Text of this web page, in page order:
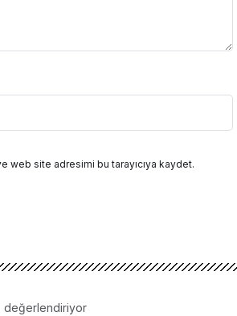
web site adresimi bu tarayıcıya kaydet.
değerlendiriyor